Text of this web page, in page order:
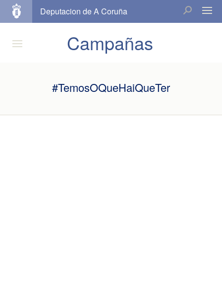
Deputacion de A Coruña
Campañas
#TemosOQueHaiQueTer